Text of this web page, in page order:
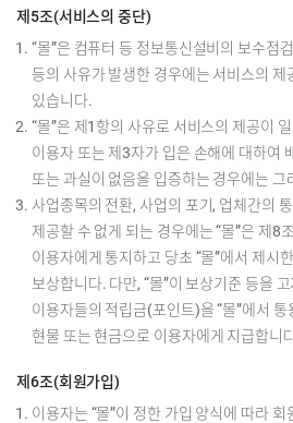
제5조(서비스의 중단)
“몰”은 컴퓨터 등 정보통신설비의 보수점
등의 사유가 발생한 경우에는 서비스의 제
있습니다.
“몰”은 제1항의 사유로 서비스의 제공이
이용자 또는 제3자가 입은 손해에 대하여
또는 과실이 없음을 입증하는 경우에는 그
사업종목의 전환, 사업의 포기, 업체간의
제공할 수 없게 되는 경우에는 “몰”은 제8
이용자에게 통지하고 당초 “몰”에서 제시
보상합니다. 다만, “몰”이 보상기준 등을
이용자들의 적립금(포인트)을 “몰”에서
현물 또는 현금으로 이용자에게 지급합니
제6조(회원가입)
이용자는 “몰”이 정한 가입 양식에 따라 회